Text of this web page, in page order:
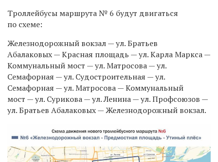
Троллейбусы маршрута № 6 будут двигаться
по схеме:
Железнодорожный вокзал — ул. Братьев
Абалаковых — Красная площадь — ул. Карла Маркса —
Коммунальный мост — ул. Матросова — ул.
Семафорная — ул. Судостроительная — ул.
Семафорная — ул. Матросова — Коммунальный
мост — ул. Сурикова — ул. Ленина — ул. Профсоюзов —
ул. Братьев Абалаковых — Железнодорожный вокзал.